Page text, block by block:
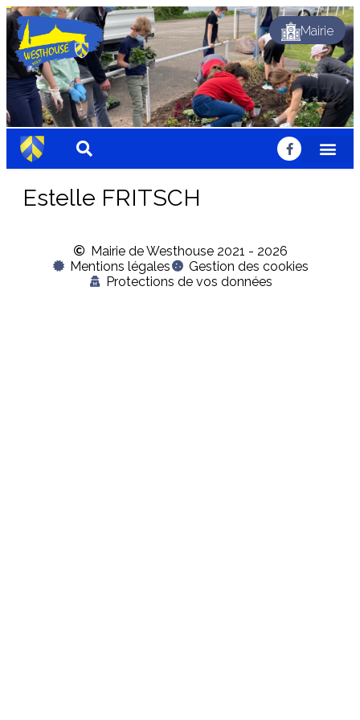
Mairie
Dynamique
Fleuri
Solidaire
Traditionnel
Festif
Sportif
Chaleureux
Accueillant
Nature
Dynamique
Fleuri
Solidaire
Traditionnel
Festif
Sportif
Chaleureux
Accueillant
Nature
Dynamique
Fleuri
Solidaire
Traditionnel
Festif
Sportif
Chaleureux
Accueillant
Nature
Estelle FRITSCH
Mairie de Westhouse 2021 - 2026
Mentions légales
Gestion des cookies
Protections de vos données